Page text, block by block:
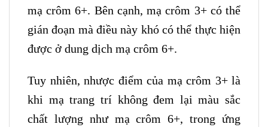
mạ crôm 6+. Bên cạnh, mạ crôm 3+ có thể
gián đoạn mà điều này khó có thể thực hiện
được ở dung dịch mạ crôm 6+.
Tuy nhiên, nhược điểm của mạ crôm 3+ là
khi mạ trang trí không đem lại màu sắc
chất lượng như mạ crôm 6+, trong ứng